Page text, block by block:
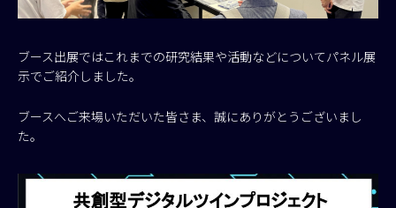
ブース出展ではこれまでの研究結果や活動などについてパネル展
示でご紹介しました。
ブースへご来場いただいた皆さま、誠にありがとうございまし
た。